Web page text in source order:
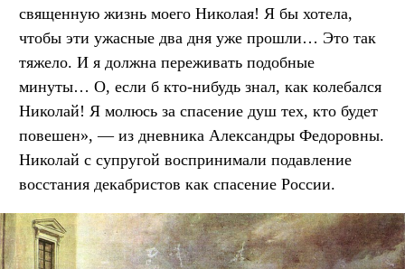
священную жизнь моего Николая! Я бы хотела,
чтобы эти ужасные два дня уже прошли… Это так
тяжело. И я должна переживать подобные
минуты… О, если б кто-нибудь знал, как колебался
Николай! Я молюсь за спасение душ тех, кто будет
повешен», — из дневника Александры Федоровны.
Николай с супругой воспринимали подавление
восстания декабристов как спасение России.